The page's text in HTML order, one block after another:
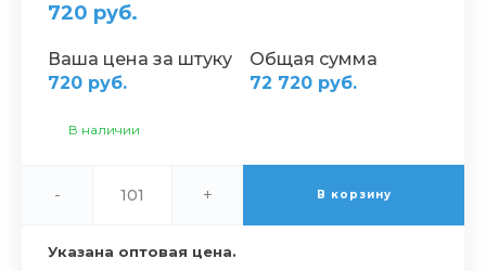
720 руб.
Ваша цена за штуку
720 руб.
Общая сумма
72 720 руб.
В наличии
- + В корзину
Указана оптовая цена.